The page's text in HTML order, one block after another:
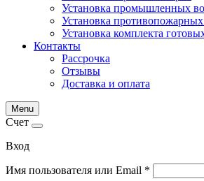
Установка промышленных
Установка
Установка комплекта
Контакты
Рассрочка
Отзывы
Доставка и оплата
Menu
Счет
Вход
Имя пользователя или Email *